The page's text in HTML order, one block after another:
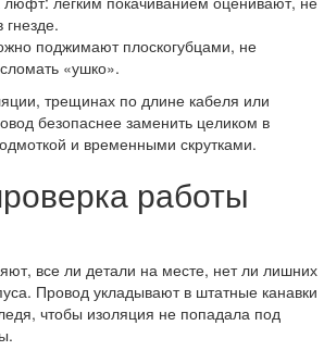
поджимают плоскогубцами, не
«ушко».
трещинах по длине кабеля или
безопаснее заменить целиком в
и временными скрутками.
работы
все ли детали на месте, нет ли лишних
Провод укладывают в штатные канавки
чтобы изоляция не попадала под